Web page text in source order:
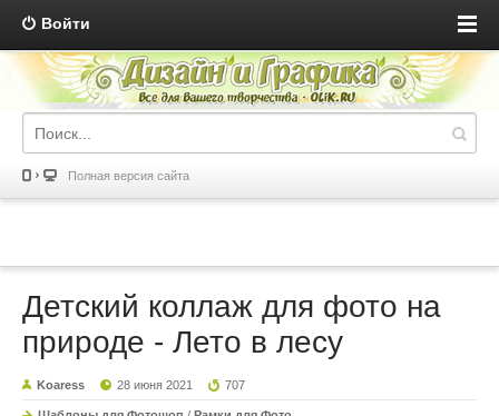
Войти
Полная версия сайта
Детский коллаж для фото на
природе - Лето в лесу
Koaress 28 июня 2021 707